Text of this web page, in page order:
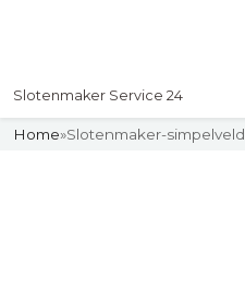
Slotenmaker Service 24
Home»Slotenmaker-simpelveld